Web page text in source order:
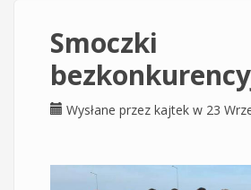
Smoczki
Wysłane przez kajtek w 23